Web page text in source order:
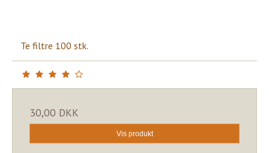
Te filtre 100 stk.
30,00 DKK
Vis produkt